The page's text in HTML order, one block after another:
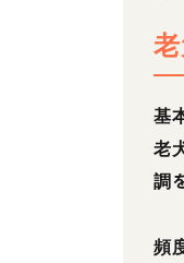
基
老
調
頻